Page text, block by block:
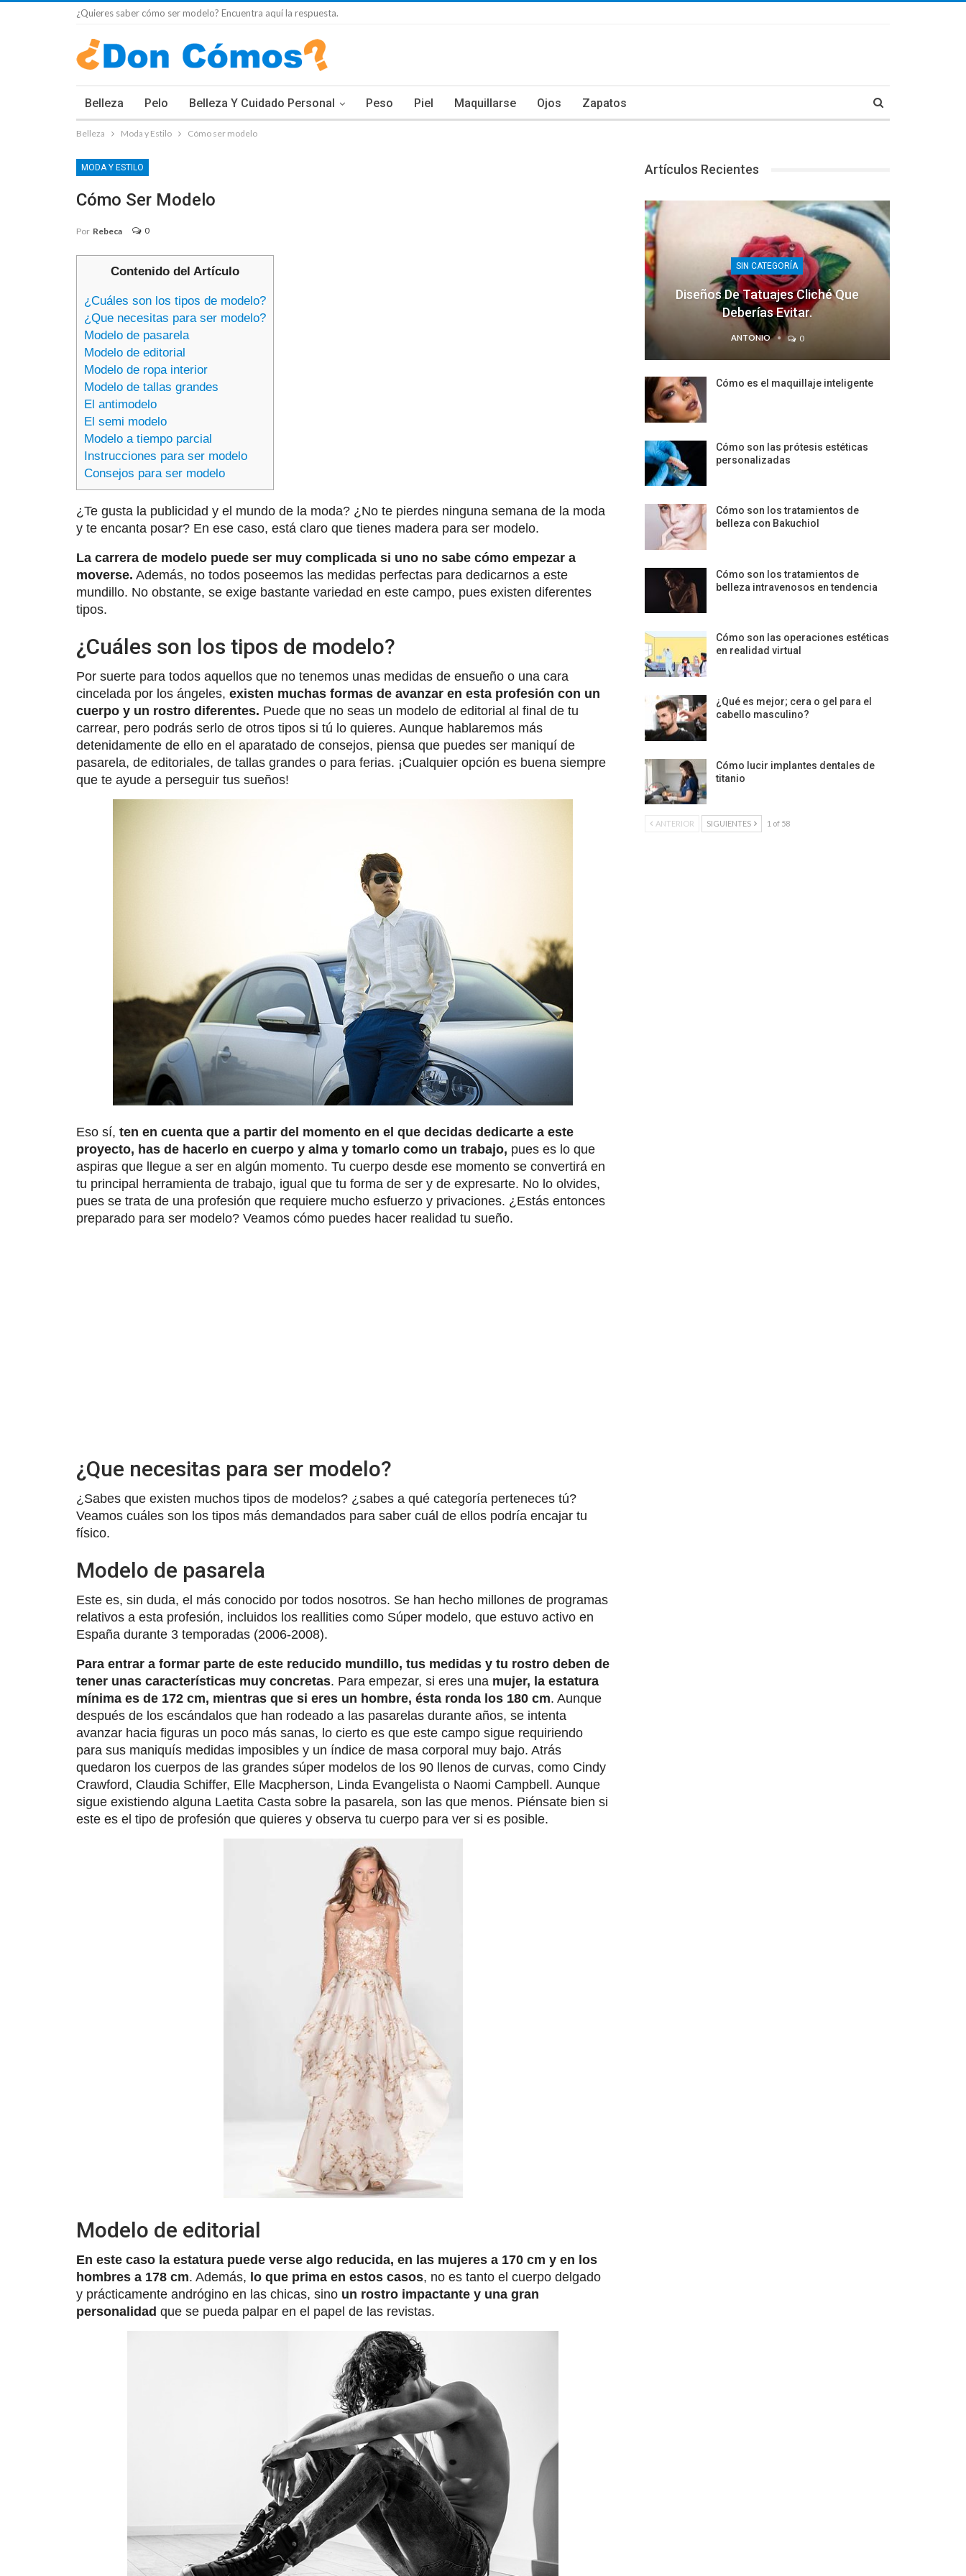
¿Quieres saber cómo ser modelo? Encuentra aquí la respuesta.
Belleza Pelo Belleza Y Cuidado Personal Peso Piel Maquillarse Ojos Zapatos
Belleza Moda y Estilo Cómo ser modelo
MODA Y ESTILO
Cómo Ser Modelo
Por Rebeca 0
Contenido del Artículo
¿Cuáles son los tipos de modelo?
¿Que necesitas para ser modelo?
Modelo de pasarela
Modelo de editorial
Modelo de ropa interior
Modelo de tallas grandes
El antimodelo
El semi modelo
Modelo a tiempo parcial
Instrucciones para ser modelo
Consejos para ser modelo
¿Te gusta la publicidad y el mundo de la moda? ¿No te pierdes ninguna semana de la moda
y te encanta posar? En ese caso, está claro que tienes madera para ser modelo.
La carrera de modelo puede ser muy complicada si uno no sabe cómo empezar a
moverse. Además, no todos poseemos las medidas perfectas para dedicarnos a este
mundillo. No obstante, se exige bastante variedad en este campo, pues existen diferentes
tipos.
¿Cuáles son los tipos de modelo?
Por suerte para todos aquellos que no tenemos unas medidas de ensueño o una cara
cincelada por los ángeles, existen muchas formas de avanzar en esta profesión con un
cuerpo y un rostro diferentes. Puede que no seas un modelo de editorial al final de tu
carrear, pero podrás serlo de otros tipos si tú lo quieres. Aunque hablaremos más
detenidamente de ello en el aparatado de consejos, piensa que puedes ser maniquí de
pasarela, de editoriales, de tallas grandes o para ferias. ¡Cualquier opción es buena siempre
que te ayude a perseguir tus sueños!
Eso sí, ten en cuenta que a partir del momento en el que decidas dedicarte a este
proyecto, has de hacerlo en cuerpo y alma y tomarlo como un trabajo, pues es lo que
aspiras que llegue a ser en algún momento. Tu cuerpo desde ese momento se convertirá en
tu principal herramienta de trabajo, igual que tu forma de ser y de expresarte. No lo olvides,
pues se trata de una profesión que requiere mucho esfuerzo y privaciones. ¿Estás entonces
preparado para ser modelo? Veamos cómo puedes hacer realidad tu sueño.
¿Que necesitas para ser modelo?
¿Sabes que existen muchos tipos de modelos? ¿sabes a qué categoría perteneces tú?
Veamos cuáles son los tipos más demandados para saber cuál de ellos podría encajar tu
físico.
Modelo de pasarela
Este es, sin duda, el más conocido por todos nosotros. Se han hecho millones de programas
relativos a esta profesión, incluidos los reallities como Súper modelo, que estuvo activo en
España durante 3 temporadas (2006-2008).
Para entrar a formar parte de este reducido mundillo, tus medidas y tu rostro deben de
tener unas características muy concretas. Para empezar, si eres una mujer, la estatura
mínima es de 172 cm, mientras que si eres un hombre, ésta ronda los 180 cm. Aunque
después de los escándalos que han rodeado a las pasarelas durante años, se intenta
avanzar hacia figuras un poco más sanas, lo cierto es que este campo sigue requiriendo
para sus maniquís medidas imposibles y un índice de masa corporal muy bajo. Atrás
quedaron los cuerpos de las grandes súper modelos de los 90 llenos de curvas, como Cindy
Crawford, Claudia Schiffer, Elle Macpherson, Linda Evangelista o Naomi Campbell. Aunque
sigue existiendo alguna Laetita Casta sobre la pasarela, son las que menos. Piénsate bien si
este es el tipo de profesión que quieres y observa tu cuerpo para ver si es posible.
Modelo de editorial
En este caso la estatura puede verse algo reducida, en las mujeres a 170 cm y en los
hombres a 178 cm. Además, lo que prima en estos casos, no es tanto el cuerpo delgado
y prácticamente andrógino en las chicas, sino un rostro impactante y una gran
personalidad que se pueda palpar en el papel de las revistas.
Artículos Recientes
SIN CATEGORÍA
Diseños De Tatuajes Cliché Que
Deberías Evitar.
ANTONIO 0
Cómo es el maquillaje inteligente
Cómo son las prótesis estéticas
personalizadas
Cómo son los tratamientos de
belleza con Bakuchiol
Cómo son los tratamientos de
belleza intravenosos en tendencia
Cómo son las operaciones estéticas
en realidad virtual
¿Qué es mejor; cera o gel para el
cabello masculino?
Cómo lucir implantes dentales de
titanio
ANTERIOR SIGUIENTES 1 of 58